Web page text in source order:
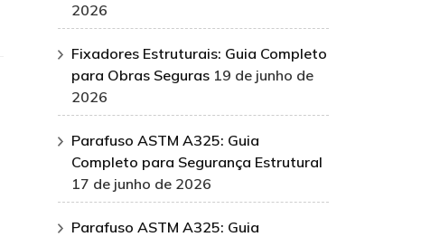
2026
Fixadores Estruturais: Guia Completo
para Obras Seguras 19 de junho de
2026
Parafuso ASTM A325: Guia
Completo para Segurança Estrutural
17 de junho de 2026
Parafuso ASTM A325: Guia